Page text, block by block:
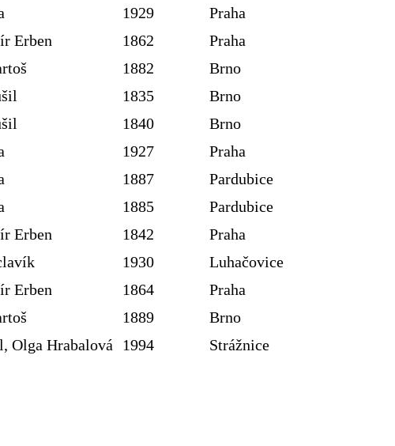
1929
Praha
Erben 1862
Praha
1882
Brno
1835
Brno
1840
Brno
1927
Praha
1887
Pardubice
1885
Pardubice
Erben 1842
Praha
1930
Luhačovice
Erben 1864
Praha
1889
Brno
Olga Hrabalová 1994 Strážnice